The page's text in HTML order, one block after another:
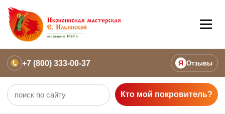
+7 (800) 333-00-37 Я Отзывы
Кто мой покровитель?